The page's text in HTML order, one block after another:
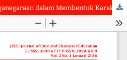
Peran Pendidikan Kewarganegaraan dalam Membentuk Karakter Generasi Muda Berdasarkan Nilai-Nilai Pancasila